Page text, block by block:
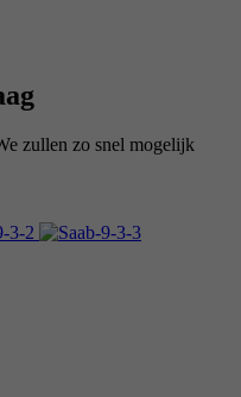
zullen zo snel mogelijk